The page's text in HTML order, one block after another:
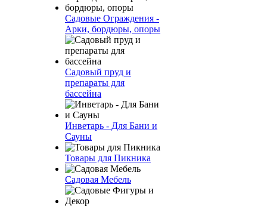
Садовые Ограждения -
Арки, бордюры, опоры
Садовый пруд и
препараты для
бассейна
Инветарь - Для Бани и
Сауны
Товары для Пикника
Садовая Мебель